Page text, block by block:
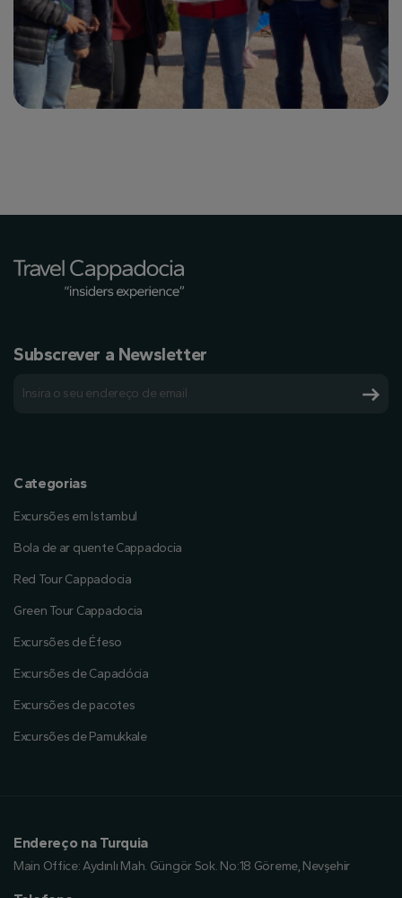
Subscrever a Newsletter
Categorias
Excursões em Istambul
Bola de ar quente Cappadocia
Red Tour Cappadocia
Green Tour Cappadocia
Excursões de Éfeso
Excursões de Capadócia
Excursões de pacotes
Excursões de Pamukkale
Endereço na Turquia
Main Office:Aydınlı Mah. Güngör Sok. No:18 Göreme, Nevşehir